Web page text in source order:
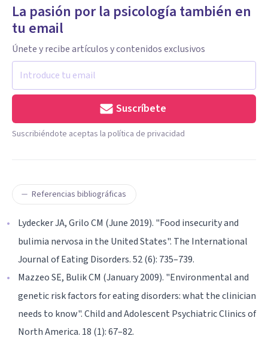
La pasión por la psicología también en
tu email
Únete y recibe artículos y contenidos exclusivos
Suscríbete
Suscribiéndote aceptas la política de privacidad
Referencias bibliográficas
Lydecker JA, Grilo CM (June 2019). "Food insecurity and
bulimia nervosa in the United States". The International
Journal of Eating Disorders. 52 (6): 735–739.
Mazzeo SE, Bulik CM (January 2009). "Environmental and
genetic risk factors for eating disorders: what the clinician
needs to know". Child and Adolescent Psychiatric Clinics of
North America. 18 (1): 67–82.